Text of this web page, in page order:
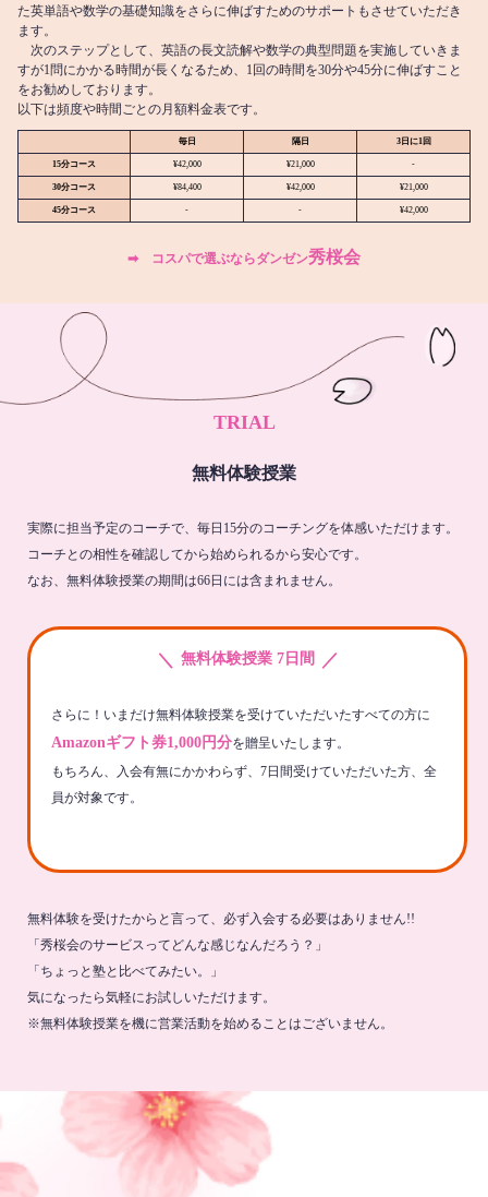
た英単語や数学の基礎知識をさらに伸ばすためのサポートもさせていただき
ます。
次のステップとして、英語の長文読解や数学の典型問題を実施していきま
すが1問にかかる時間が長くなるため、1回の時間を30分や45分に伸ばすこと
をお勧めしております。
以下は頻度や時間ごとの月額料金表です。
毎日 隔日 3日に1回
15分コース ¥42,000 ¥21,000 -
30分コース ¥84,400 ¥42,000 ¥21,000
45分コース - - ¥42,000
➡︎ コスパで選ぶならダンゼン秀桜会
TRIAL
無料体験授業
実際に担当予定のコーチで、毎日15分のコーチングを体感いただけます。
コーチとの相性を確認してから始められるから安心です。
なお、無料体験授業の期間は66日には含まれません。
＼ 無料体験授業 7日間 ／
さらに！いまだけ無料体験授業を受けていただいたすべての方に
Amazonギフト券1,000円分を贈呈いたします。
もちろん、入会有無にかかわらず、7日間受けていただいた方、全
員が対象です。
無料体験を受けたからと言って、必ず入会する必要はありません!!
「秀桜会のサービスってどんな感じなんだろう？」
「ちょっと塾と比べてみたい。」
気になったら気軽にお試しいただけます。
※無料体験授業を機に営業活動を始めることはございません。